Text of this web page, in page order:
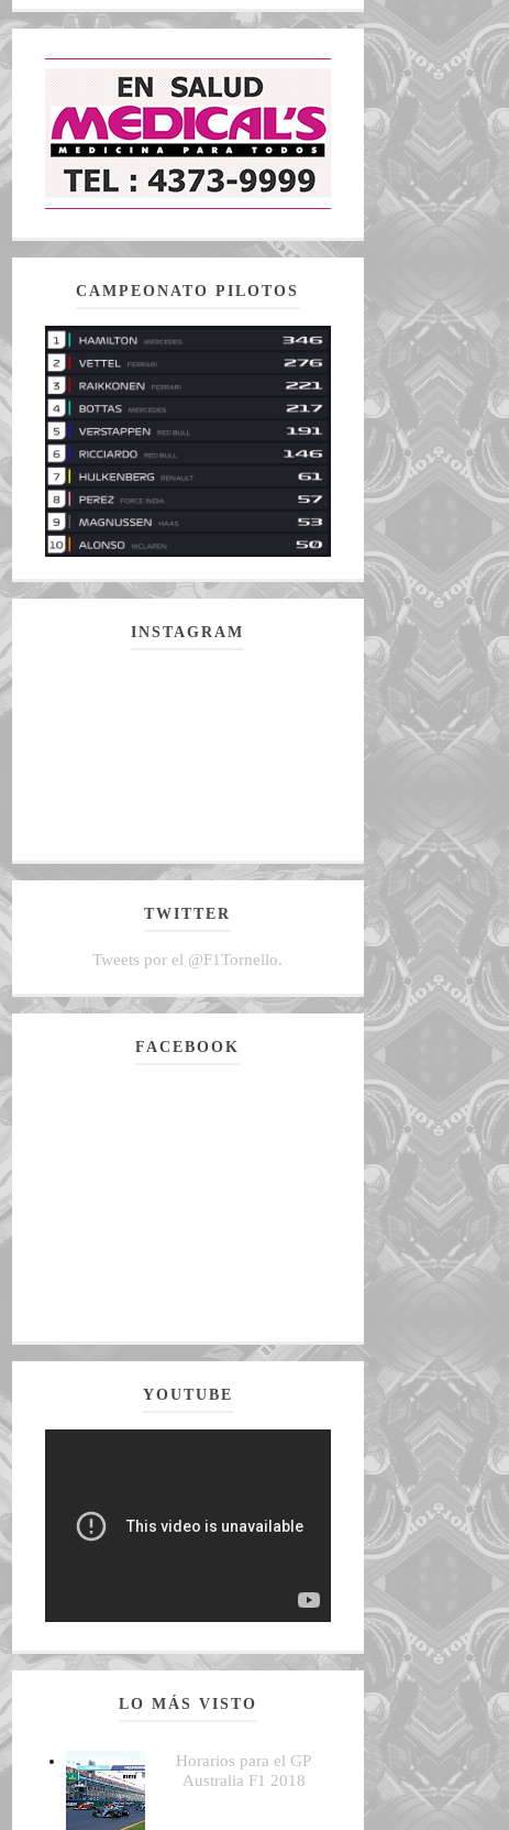
CAMPEONATO PILOTOS
INSTAGRAM
TWITTER
Tweets por el @F1Tornello.
FACEBOOK
YOUTUBE
LO MÁS VISTO
Horarios para el GP
Australia F1 2018